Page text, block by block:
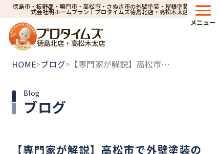
徳島市・板野郡・鳴門市・高松市・さぬき市の外壁塗装・屋根塗装なら株
式会社明ホームプラン｜プロタイムズ徳島北店・高松木太店
徳島北店・高松木太店
メニュー
HOME>ブログ> 【専門家が解説】高松市で外壁塗装の口コミをチェック！ 失敗しない業者選びと4つのポイント
ブログ
Blog
【専門家が解説】高松市で外壁塗装の